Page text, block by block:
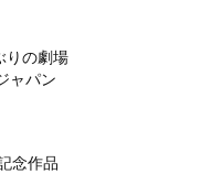
りの劇場
ャパン
念作品